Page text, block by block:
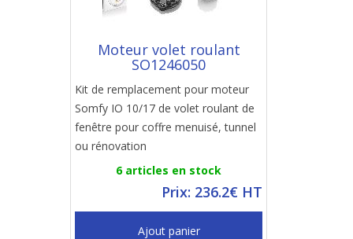
Moteur volet roulant
SO1246050
Kit de remplacement pour moteur
Somfy IO 10/17 de volet roulant de
fenêtre pour coffre menuisé, tunnel
ou rénovation
6 articles en stock
Prix: 236.2€ HT
Ajout panier